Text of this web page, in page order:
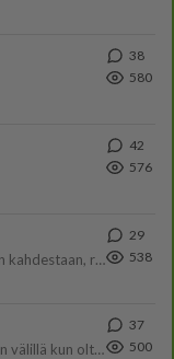
38
580
42
576
Yhtä paljon, kuin minä sinusta? Haaveissa ollaan kahdestaan, rauhassa ja lähennytään fyysisesti ja tutustutaan syvemmin
29
538
Muru, sä oot ihana. Tunsitko sen sähkön meidän välillä kun oltiin ihan låhekkäin? 👩‍❤️‍👩❤️😼😘
37
500